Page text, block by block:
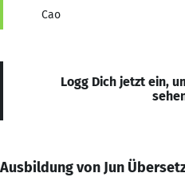
Cao
Logg Dich jetzt ein,
Ausbildung von Jun